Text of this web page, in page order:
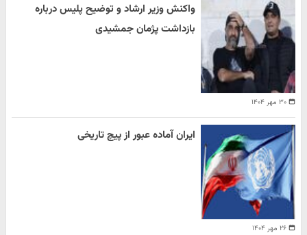
۳۰ مهر ۱۴۰۴
واکنش وزیر ارشاد و توضیح پلیس درباره
بازداشت پژمان جمشیدی
۲۶ مهر ۱۴۰۴
ایران آماده عبور از پیچ تاریخی